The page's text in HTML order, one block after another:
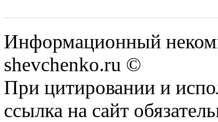
Информационный
shevchenko.ru ©
При цитировании и
ссылка на сайт